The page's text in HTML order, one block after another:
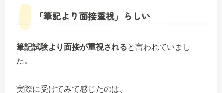
「筆記より面接重視」らしい
筆記試験より面接が重視されると言われていまし
た。
実際に受けてみて感じたのは、